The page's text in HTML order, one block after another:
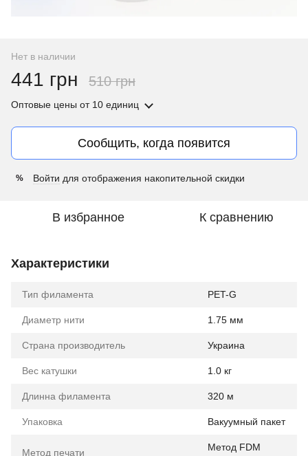
Нет в наличии
441 грн 510 грн
Оптовые цены от 10 единиц
Сообщить, когда появится
% Войти для отображения накопительной скидки
В избранное К сравнению
Характеристики
Тип филамента PET-G
Диаметр нити 1.75 мм
Страна производитель Украина
Вес катушки 1.0 кг
Длинна филамента 320 м
Упаковка Вакуумный пакет
Метод печати
Метод FDM